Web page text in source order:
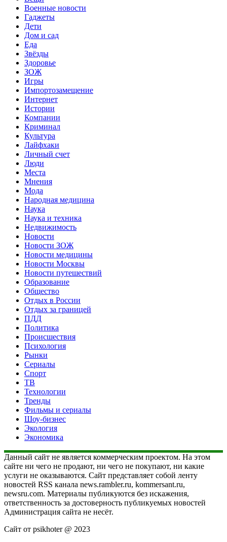
Военные новости
Гаджеты
Дети
Дом и сад
Еда
Звёзды
Здоровье
ЗОЖ
Игры
Импортозамещение
Интернет
Истории
Компании
Криминал
Культура
Лайфхаки
Личный счет
Люди
Места
Мнения
Мода
Народная медицина
Наука
Наука и техника
Недвижимость
Новости
Новости ЗОЖ
Новости медицины
Новости Москвы
Новости путешествий
Образование
Общество
Отдых в России
Отдых за границей
ПДД
Политика
Происшествия
Психология
Рынки
Сериалы
Спорт
ТВ
Технологии
Тренды
Фильмы и сериалы
Шоу-бизнес
Экология
Экономика
Данный сайт не является коммерческим проектом. На этом
сайте ни чего не продают, ни чего не покупают, ни какие
услуги не оказываются. Сайт представляет собой ленту
новостей RSS канала news.rambler.ru, kommersant.ru,
newsru.com. Материалы публикуются без искажения,
ответственность за достоверность публикуемых новостей
Администрация сайта не несёт.
Сайт от psikhoter @ 2023